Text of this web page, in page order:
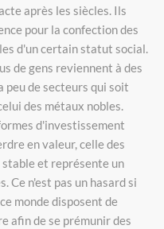
après les siècles. Ils
pour la confection des
d'un certain statut social.
de gens reviennent à des
de secteurs qui soit
des métaux nobles.
d'investissement
en valeur, celle des
et représente un
Ce n'est pas un hasard si
monde disposent de
afin de se prémunir des